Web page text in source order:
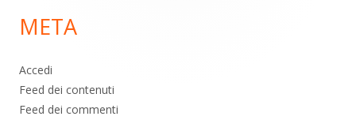
pagina
META
Accedi
Feed dei contenuti
Feed dei commenti